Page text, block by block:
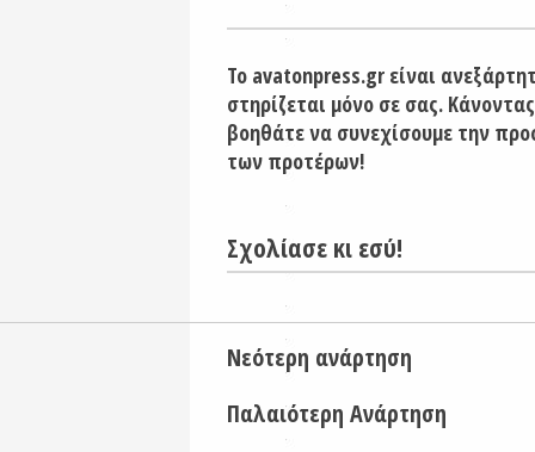
Το avatonpress.gr είναι
στηρίζεται μόνο σε σας.
βοηθάτε να συνεχίσουμε την
των προτέρων!
Σχολίασε κι εσύ!
Νεότερη ανάρτηση
Παλαιότερη Ανάρτηση